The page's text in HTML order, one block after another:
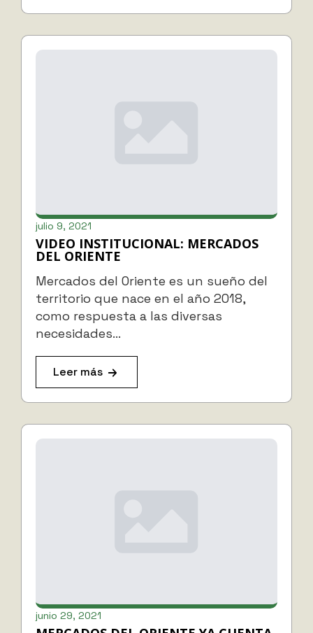
VIDEO INSTITUCIONAL: MERCADOS
DEL ORIENTE
julio 9, 2021
Mercados del Oriente es un sueño del
territorio que nace en el año 2018,
como respuesta a las diversas
necesidades…
Leer más
junio 29, 2021